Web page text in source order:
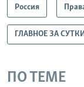
Россия
ГЛАВНОЕ ЗА
ПО ТЕМЕ